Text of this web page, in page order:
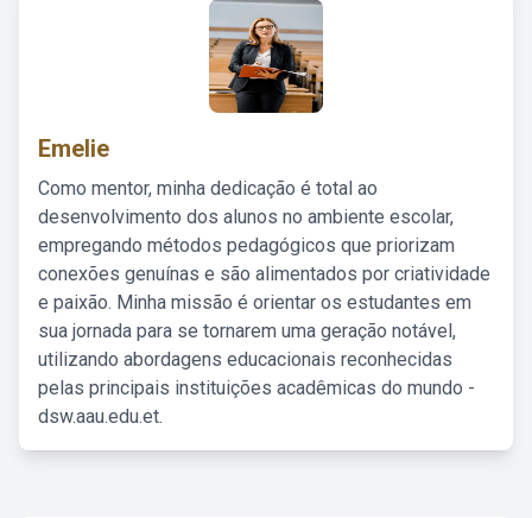
Emelie
Como mentor, minha dedicação é total ao
desenvolvimento dos alunos no ambiente escolar,
empregando métodos pedagógicos que priorizam
conexões genuínas e são alimentados por criatividade
e paixão. Minha missão é orientar os estudantes em
sua jornada para se tornarem uma geração notável,
utilizando abordagens educacionais reconhecidas
pelas principais instituições acadêmicas do mundo -
dsw.aau.edu.et.